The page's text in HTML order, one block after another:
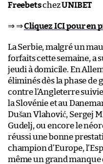
FreebetschezUNIBET
⇒ ⇒Cliquez ICI pour en
La Serbie, malgré un
forfaits cette semaine, a
jeudi à domicile. En
éliminés dès la phase de
contre l’Angleterre
la Slovénie et au
Dušan Vlahović, Sergej
Gudelj, ou encore le
réussi une bonne
champion d’Europe,
même un grand